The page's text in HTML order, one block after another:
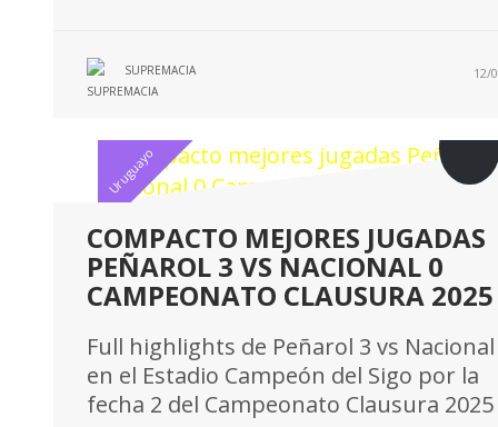
SUPREMACIA 12/
Uruguayo
COMPACTO MEJORES JUGADAS
PEÑAROL 3 VS NACIONAL 0
CAMPEONATO CLAUSURA 2025
Full highlights de Peñarol 3 vs
en el Estadio Campeón del Sigo por la
fecha 2 del Campeonato Clausura 2025